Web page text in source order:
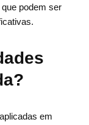
podem ser
em